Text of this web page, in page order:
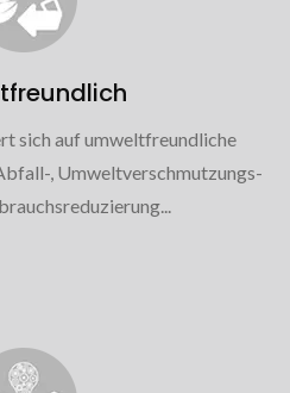
sich auf umweltfreundliche
, Umweltverschmutzungs-